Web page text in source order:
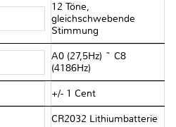
12 Töne,
gleichschwebende
Stimmung
A0 (27,5Hz) ~ C8
(4186Hz)
+/- 1 Cent
CR2032 Lithiumbatterie